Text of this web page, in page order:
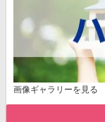
画像ギャラリーを見る